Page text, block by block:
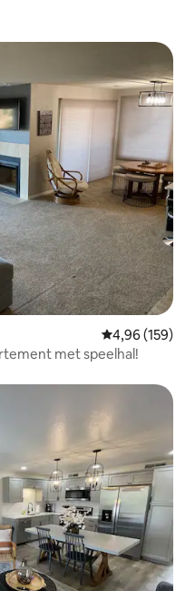
Gemiddelde
4,96 (159)
met speelhal!